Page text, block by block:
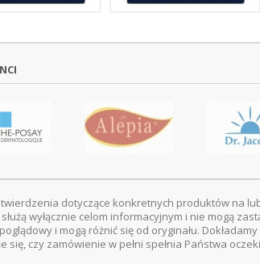
dotyczące konkretnych produktów na
wyłącznie celom informacyjnym i nie mogą
i mogą różnić się od oryginału.
się, czy zamówienie w pełni spełnia Państwa